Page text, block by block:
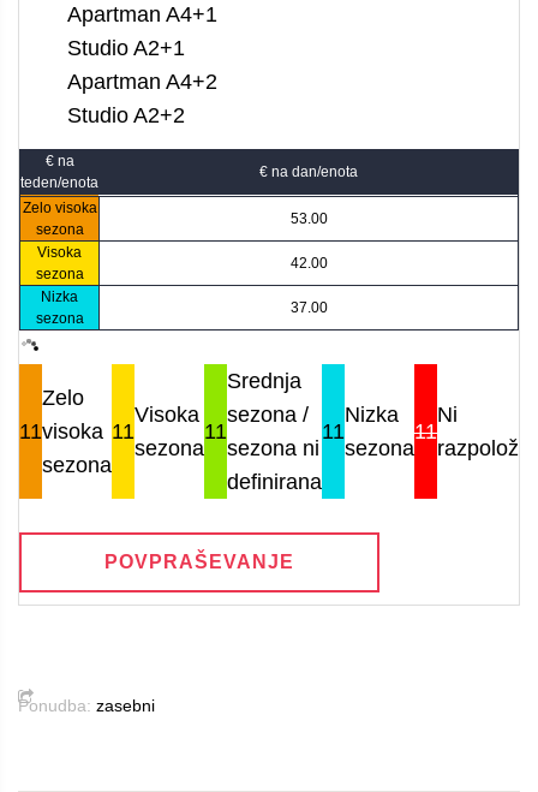
Apartman A4+1
Studio A2+1
Apartman A4+2
Studio A2+2
€ na
teden/enota
€ na dan/enota
Zelo visoka
sezona
53.00
Visoka
sezona
42.00
Nizka
sezona
37.00
11
Zelo
visoka
sezona
11
Visoka
sezona
11
Srednja
sezona /
sezona ni
definirana
11
Nizka
sezona
11
Ni
POVPRAŠEVANJE
Ponudba: zasebni